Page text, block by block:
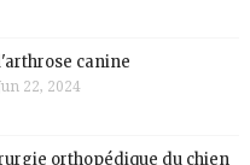
canine
22, 2024
orthopédique du chien